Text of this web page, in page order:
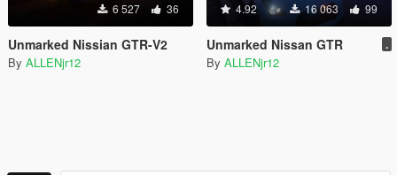
6 527 36
Unmarked Nissian GTR-V2
By ALLENjr12
4.92 16 063 99
Unmarked Nissan GTR .
By ALLENjr12